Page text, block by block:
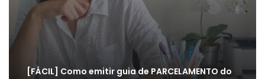
[FÁCIL] Como emitir guia de PARCELAMENTO do